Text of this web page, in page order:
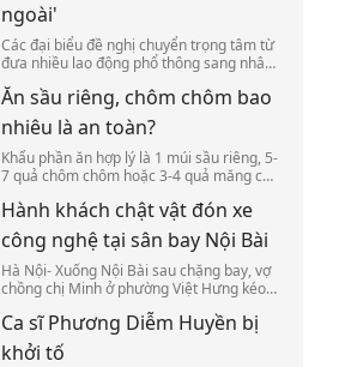
ngoài'
Các đại biểu đề nghị chuyển trọng tâm từ
đưa nhiều lao động phổ thông sang nhân
chế sử dụng kỹ năng của họ sau khi về
nước.
Ăn sầu riêng, chôm chôm bao
nhiêu là an toàn?
Khẩu phần ăn hợp lý là 1 múi sầu riêng, 5-
7 quả chôm chôm hoặc 3-4 quả măng cụt
Hành khách chật vật đón xe
công nghệ tại sân bay Nội Bài
Hà Nội- Xuống Nội Bài sau chặng bay, vợ
chồng chị Minh ở phường Việt Hưng kéo
đỗ để tìm tài xế xe công nghệ đã đặt
trước.
Ca sĩ Phương Diễm Huyền bị
khởi tố